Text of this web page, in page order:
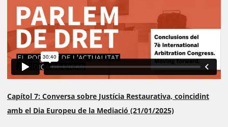
Capítol 7: Conversa sobre Justícia Restaurativa, coincidint
amb el Dia Europeu de la Mediació (21/01/2025)